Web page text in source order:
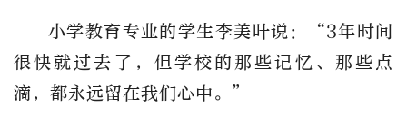
小学教育专业的学生李美叶说：“3年时间
很快就过去了，但学校的那些记忆、那些点
滴，都永远留在我们心中。”